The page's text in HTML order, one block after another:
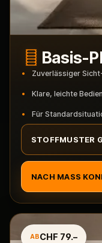
Basis-
Zuverlässiger
Klare, leichte
Für
STOFFMUSTER
NACH MASS
ABCHF 79.–